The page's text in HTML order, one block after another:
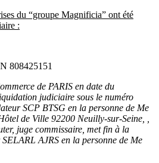
du “groupe Magnificia” ont été
:
808425151
de PARIS en date du
judiciaire sous le numéro
SCP BTSG en la personne de Me
de Ville 92200 Neuilly-sur-Seine, ,
juge commissaire, met fin à la
AJRS en la personne de Me